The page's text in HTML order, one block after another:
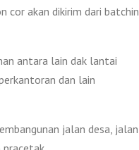
cor akan dikirim dari
antara lain dak lantai
dan lain
jalan desa, jalan